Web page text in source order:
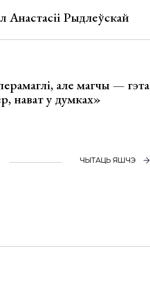
Рыдлеўскай
але магчы — гэта
нават у думках»
ЧЫТАЦЬ ЯШЧЭ